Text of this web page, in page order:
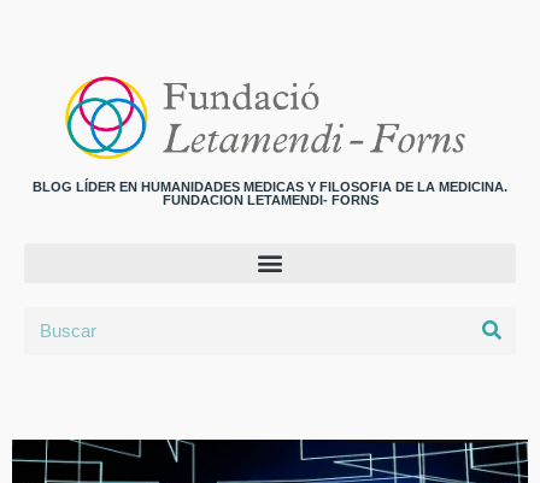
BLOG LÍDER EN HUMANIDADES MEDICAS Y FILOSOFIA DE LA MEDICINA.
FUNDACION LETAMENDI- FORNS